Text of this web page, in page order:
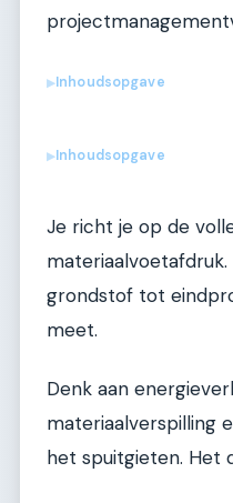
▶Inhoudsopgave
▶Inhoudsopgave
Je richt je op de
grondstof tot
meet.
Denk aan
materiaalverspilling
het spuitgieten. Het